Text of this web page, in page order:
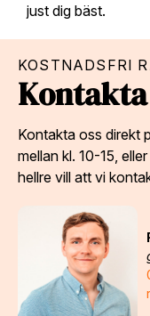
just dig bäst.
KOSTNADSFRI
Kontakta oss direkt
mellan kl. 10-15,
hellre vill att vi